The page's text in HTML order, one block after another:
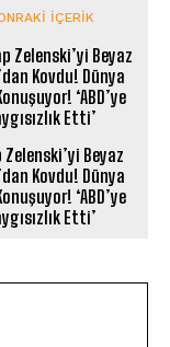
İÇERIK
Zelenski’yi Beyaz
Kovdu! Dünya
‘ABD’ye
Etti’